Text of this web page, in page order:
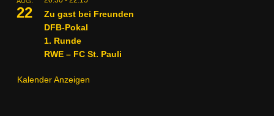
22
Zu gast bei Freunden
DFB-Pokal
1. Runde
RWE – FC St. Pauli
Kalender Anzeigen